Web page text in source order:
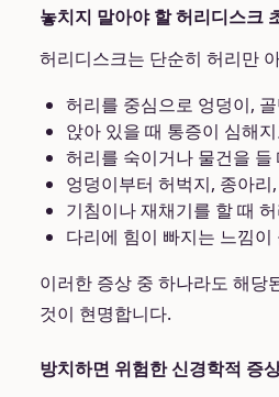
놓치지 말아야 할 허리디스크
허리디스크는 단순히 허리만
허리를 중심으로 엉덩이,
앉아 있을 때 통증이 심해
허리를 숙이거나 물건을
엉덩이부터 허벅지, 종아
기침이나 재채기를 할 때
다리에 힘이 빠지는 느낌
이러한 증상 중 하나라도 해당
것이 현명합니다.
방치하면 위험한 신경학적 증